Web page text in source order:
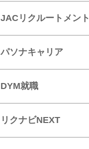
JACリクルートメント
パソナキャリア
DYM就職
リクナビNEXT